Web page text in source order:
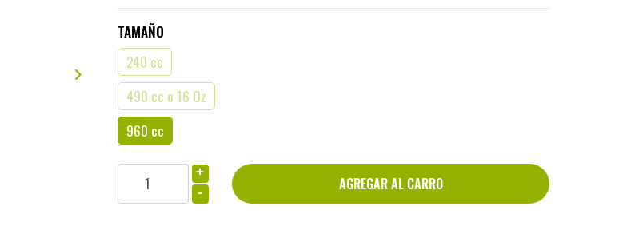
TAMAÑO
240 cc
490 cc o 16 Oz
960 cc
+
-